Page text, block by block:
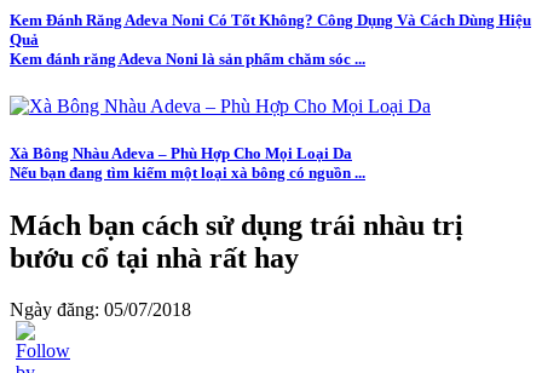
Kem Đánh Răng Adeva Noni Có Tốt Không? Công Dụng Và Cách Dùng Hiệu
Quả
Kem đánh răng Adeva Noni là sản phẩm chăm sóc ...
Xà Bông Nhàu Adeva – Phù Hợp Cho Mọi Loại Da
Nếu bạn đang tìm kiếm một loại xà bông có nguồn ...
Mách bạn cách sử dụng trái nhàu trị
bướu cổ tại nhà rất hay
Ngày đăng: 05/07/2018